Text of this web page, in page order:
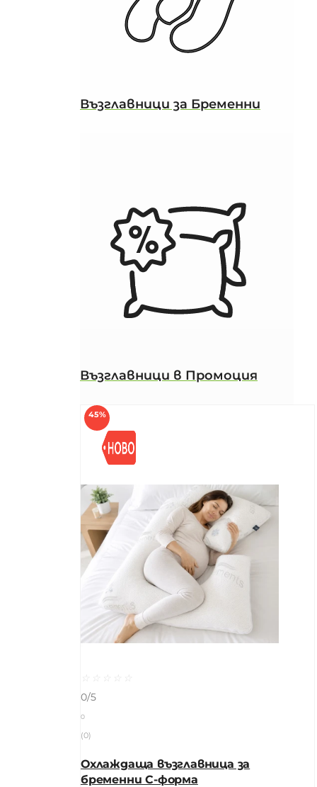
Възглавници за Бременни
Възглавници в Промоция
45%
☆ ☆ ☆ ☆
☆
0/5
0
(0)
Охлаждаща възглавница за
бременни C-форма